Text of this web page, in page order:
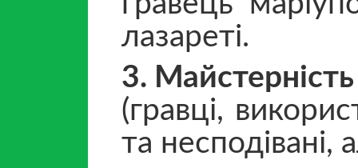
лазареті.
3.
(гравці,
та несподівані,